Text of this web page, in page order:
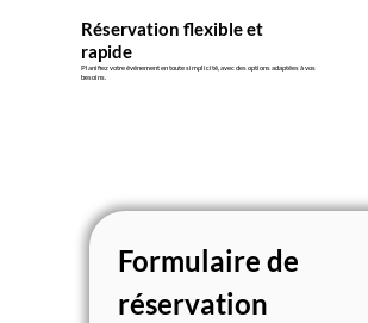
Réservation flexible et
rapide
Planifiez votre événement en toute simplicité, avec des options adaptées à vos
besoins.
Formulaire de
réservation